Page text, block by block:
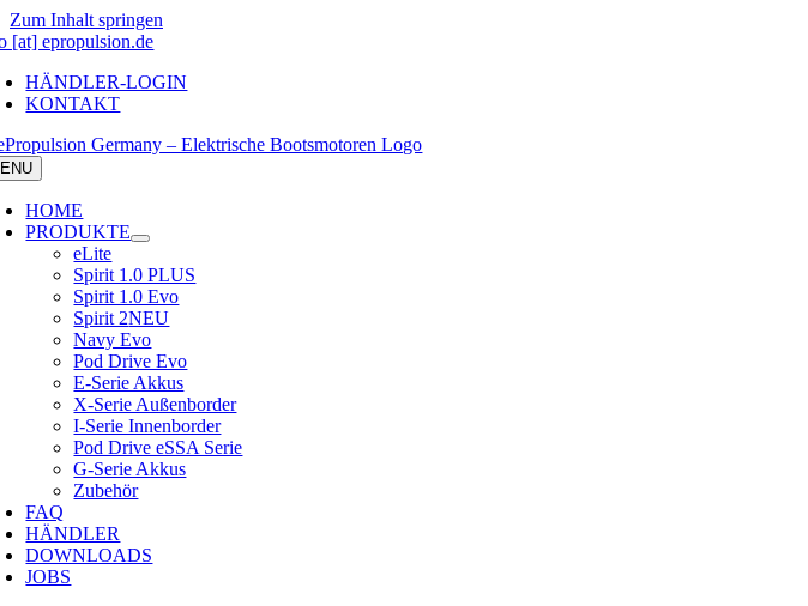
Zum Inhalt springen
[at] epropulsion.de
HÄNDLER-LOGIN
KONTAKT
HOME
PRODUKTE
eLite
Spirit 1.0 PLUS
Spirit 1.0 Evo
Spirit 2NEU
Navy Evo
Pod Drive Evo
E-Serie Akkus
X-Serie Außenborder
I-Serie Innenborder
Pod Drive eSSA Serie
G-Serie Akkus
Zubehör
FAQ
HÄNDLER
DOWNLOADS
JOBS